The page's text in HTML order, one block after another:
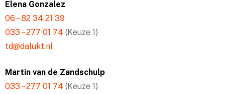
Elena Gonzalez
06 – 82 34 21 39
033 – 277 01 74 (Keuze 1)
td@dalukt.nl
Martin van de Zandschulp
033 – 277 01 74 (Keuze 1)